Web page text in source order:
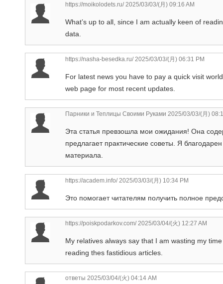
https://moikolodets.ru/2025/03/03/(月) 09:16 AM
What’s up to all, since I am actually keen of
data.
https://nasha-besedka.ru/2025/03/03/(月) 06:31 PM
For latest news you have to pay a quick visit
web page for most recent updates.
Парники и Теплицы Своими Руками 2025/03/03/(月)
Эта статья превзошла мои ожидания! Она
предлагает практические советы. Я
материала.
https://academ.info/2025/03/03/(月) 10:34 PM
Это помогает читателям получить полное
https://poiskpodarkov.com/2025/03/04/(火) 12:27 AM
My relatives always say that I am wasting my
reading thes fastidious articles.
ответы 2025/03/04/(火) 04:14 AM